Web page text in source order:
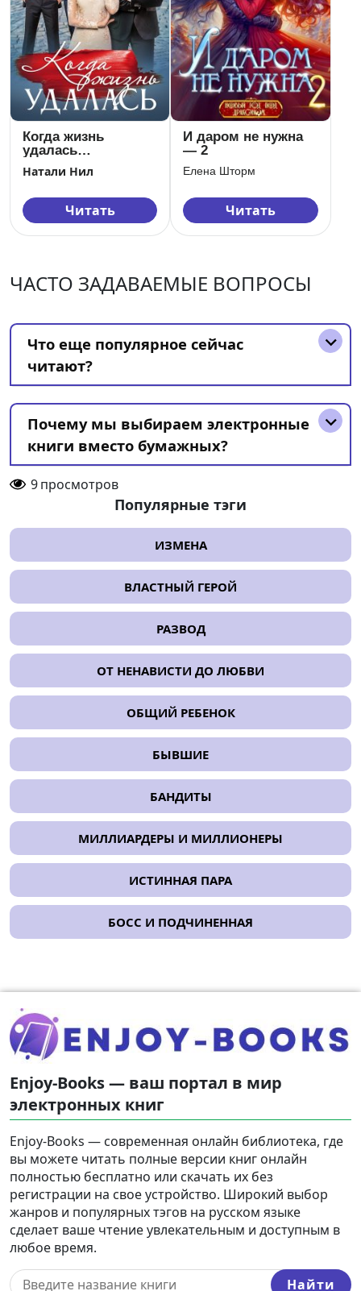
Когда жизнь
удалась…
Натали Нил
Читать
И даром не нужна
— 2
Елена Шторм
Читать
ЧАСТО ЗАДАВАЕМЫЕ ВОПРОСЫ
Что еще популярное сейчас
читают?
Почему мы выбираем электронные
книги вместо бумажных?
9просмотров
Популярные тэги
ИЗМЕНА
ВЛАСТНЫЙ ГЕРОЙ
РАЗВОД
ОТ НЕНАВИСТИ ДО ЛЮБВИ
ОБЩИЙ РЕБЕНОК
БЫВШИЕ
БАНДИТЫ
МИЛЛИАРДЕРЫ И МИЛЛИОНЕРЫ
ИСТИННАЯ ПАРА
БОСС И ПОДЧИНЕННАЯ
Enjoy-Books — ваш портал в мир
электронных книг
Enjoy-Books — современная онлайн библиотека, где
вы можете читать полные версии книг онлайн
полностью бесплатно или скачать их без
регистрации на свое устройство. Широкий выбор
жанров и популярных тэгов на русском языке
сделает ваше чтение увлекательным и доступным в
любое время.
Найти